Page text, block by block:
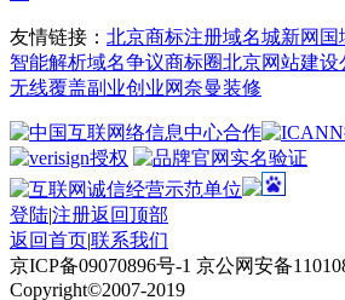
友情链接： 北京商标注册域名城新网 国
智能解析域名争议商标圈北京网站建设
无线覆盖副业创业网奈曼装修
登陆|注册返回顶部
返回首页|联系我们
京ICP备09070896号-1 京公网安备
Copyright©2007-2019